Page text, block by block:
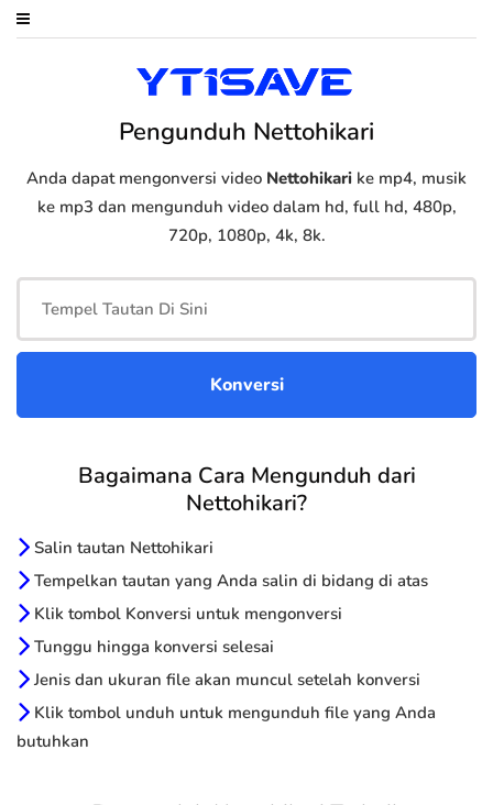
Pengunduh Nettohikari
Anda dapat mengonversi video Nettohikari ke mp4, musik
ke mp3 dan mengunduh video dalam hd, full hd, 480p,
720p, 1080p, 4k, 8k.
Bagaimana Cara Mengunduh dari
Nettohikari?
Salin tautan Nettohikari
Tempelkan tautan yang Anda salin di bidang di atas
Klik tombol Konversi untuk mengonversi
Tunggu hingga konversi selesai
Jenis dan ukuran file akan muncul setelah konversi
Klik tombol unduh untuk mengunduh file yang Anda
butuhkan